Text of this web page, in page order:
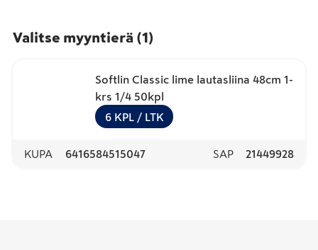
Valitse myyntierä (1 )
Softlin Classic lime lautasliina 48cm 1-
krs 1/4 50kpl
6 KPL / LTK
KUPA 6416584515047 SAP 21449928